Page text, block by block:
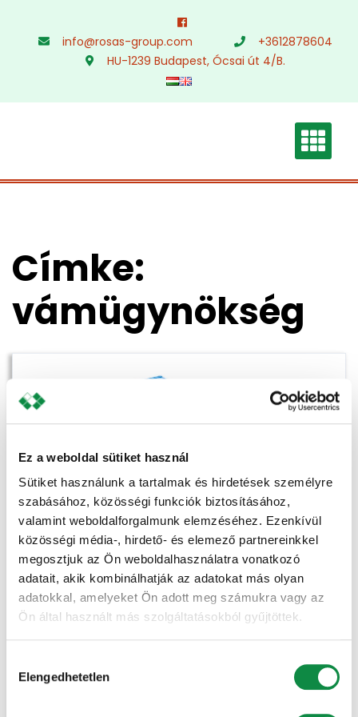
Ez a weboldal sütiket használ
Sütiket használunk a tartalmak és hirdetések személyre
szabásához, közösségi funkciók biztosításához,
valamint weboldalforgalmunk elemzéséhez. Ezenkívül
közösségi média-, hirdető- és elemező partnereinkkel
megosztjuk az Ön weboldalhasználatra vonatkozó
adatait, akik kombinálhatják az adatokat más olyan
adatokkal, amelyeket Ön adott meg számukra vagy az
Ön által használt más szolgáltatásokból gyűjtöttek.
kiválasztása
Elengedhetetlen
content
info@rosas-group.com
+3612878604
HU-1239 Budapest, Ócsai út 4/B.
Címke:
vámügynökség
vámügyintézés
2023.11.20.